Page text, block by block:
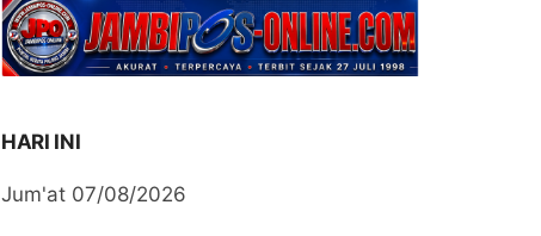
HARI INI
Jum'at 07/08/2026